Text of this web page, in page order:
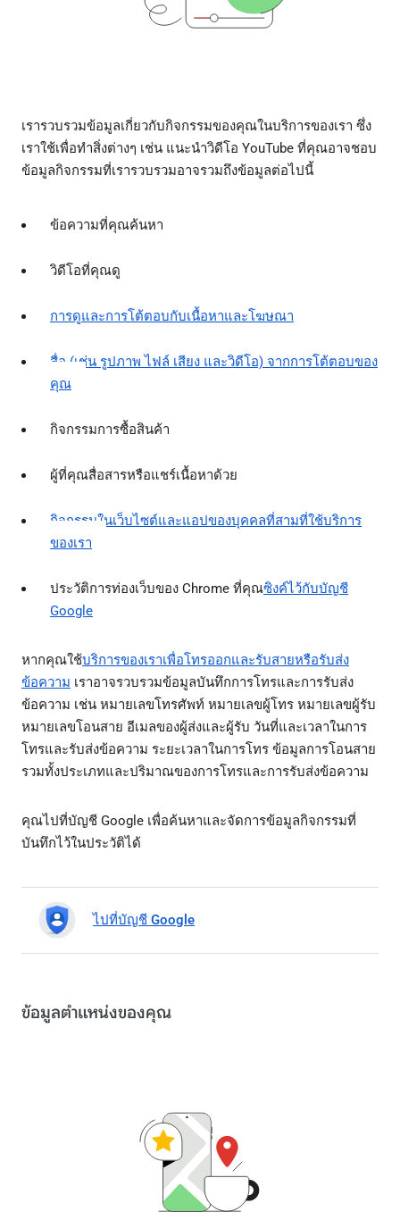
เรารวบรวมข้อมูลเกี่ยวกับกิจกรรมของคุณในบริการของเรา ซึ่ง
เราใช้เพื่อทำสิ่งต่างๆ เช่น แนะนำวิดีโอ YouTube ที่คุณอาจชอบ
ข้อมูลกิจกรรมที่เรารวบรวมอาจรวมถึงข้อมูลต่อไปนี้
ข้อความที่คุณค้นหา
วิดีโอที่คุณดู
การดูและการโต้ตอบกับเนื้อหาและโฆษณา
สื่อ (เช่น รูปภาพ ไฟล์ เสียง และวิดีโอ) จากการโต้ตอบของ
คุณ
กิจกรรมการซื้อสินค้า
ผู้ที่คุณสื่อสารหรือแชร์เนื้อหาด้วย
กิจกรรมในเว็บไซต์และแอปของบุคคลที่สามที่ใช้บริการ
ของเรา
ประวัติการท่องเว็บของ Chrome ที่คุณซิงค์ไว้กับบัญชี
Google
หากคุณใช้บริการของเราเพื่อโทรออกและรับสายหรือรับส่ง
ข้อความ เราอาจรวบรวมข้อมูลบันทึกการโทรและการรับส่ง
ข้อความ เช่น หมายเลขโทรศัพท์ หมายเลขผู้โทร หมายเลขผู้รับ
หมายเลขโอนสาย อีเมลของผู้ส่งและผู้รับ วันที่และเวลาในการ
โทรและรับส่งข้อความ ระยะเวลาในการโทร ข้อมูลการโอนสาย
รวมทั้งประเภทและปริมาณของการโทรและการรับส่งข้อความ
คุณไปที่บัญชี Google เพื่อค้นหาและจัดการข้อมูลกิจกรรมที่
บันทึกไว้ในประวัติได้
ไปที่บัญชี Google
ข้อมูลตำแหน่งของคุณ